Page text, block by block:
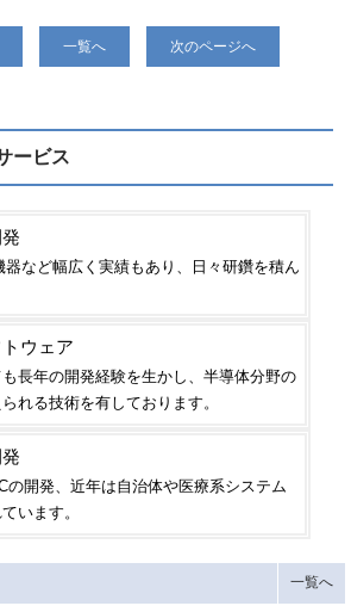
一覧へ 次のページへ
ービス
器など幅広く実績もあり、日々研鑽を積ん
ウェア
長年の開発経験を生かし、半導体分野の
れる技術を有しております。
の開発、近年は自治体や医療系システム
います。
一覧へ